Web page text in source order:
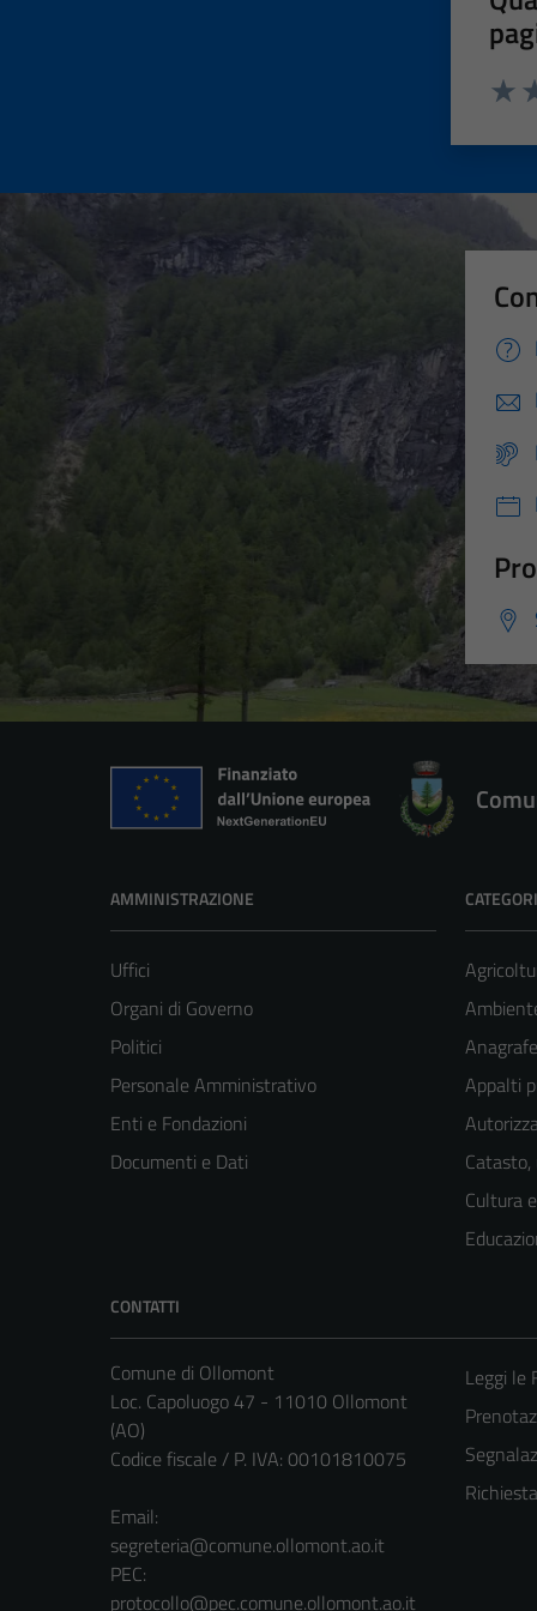
AMMINISTRAZIONE
Uffici
Organi di Governo
Politici
Personale Amministrativo
Enti e Fondazioni
Documenti e Dati
Appalti
Catasto,
Cultura
CONTATTI
Comune di Ollomont
Loc. Capoluogo 47 - 11010 Ollomont
(AO)
Codice fiscale / P. IVA: 00101810075
Email:
segreteria@comune.ollomont.ao.it
PEC:
protocollo@pec.comune.ollomont.ao.it
Leggi le